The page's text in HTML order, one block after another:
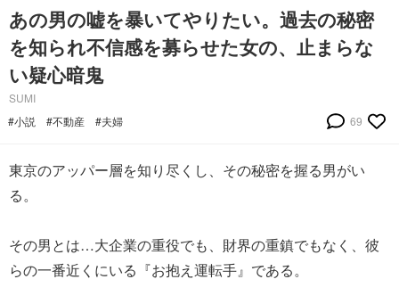
あの男の嘘を暴いてやりたい。過去の秘密
を知られ不信感を募らせた女の、止まらな
い疑心暗鬼
SUMI
#小説
#不動産 #夫婦 69
東京のアッパー層を知り尽くし、その秘密を握る男がい
る。
その男とは…大企業の重役でも、財界の重鎮でもなく、彼
らの一番近くにいる『お抱え運転手』である。